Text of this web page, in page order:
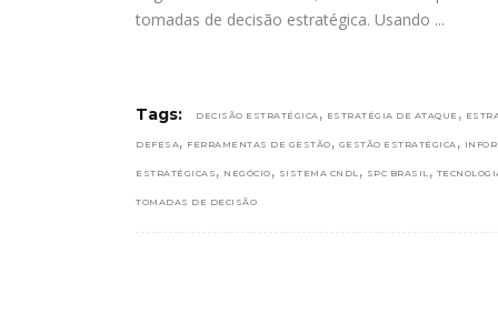
tomadas de decisão estratégica. Usando
Tags: DECISÃO ESTRATÉGICA , ESTRATÉGIA DE ATAQUE ,
DEFESA , FERRAMENTAS DE GESTÃO , GESTÃO ESTRATÉGICA ,
ESTRATÉGICAS , NEGÓCIO , SISTEMA CNDL , SPC BRASIL ,
TOMADAS DE DECISÃO